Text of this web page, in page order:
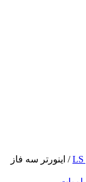
/ اینورتر سه فاز